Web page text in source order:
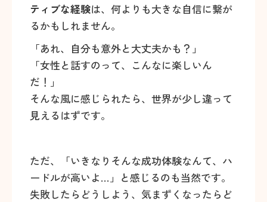
ティブな経験は、何よりも大きな自信に繋が
るかもしれません。
「あれ、自分も意外と大丈夫かも？」
「女性と話すのって、こんなに楽しいん
だ！」
そんな風に感じられたら、世界が少し違って
見えるはずです。
ただ、「いきなりそんな成功体験なんて、ハ
ードルが高いよ…」と感じるのも当然です。
失敗したらどうしよう、気まずくなったらど